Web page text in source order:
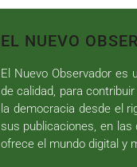
EL NUEVO
El Nuevo Observador es
de calidad, para
la democracia desde el
sus publicaciones, en
ofrece el mundo digital y